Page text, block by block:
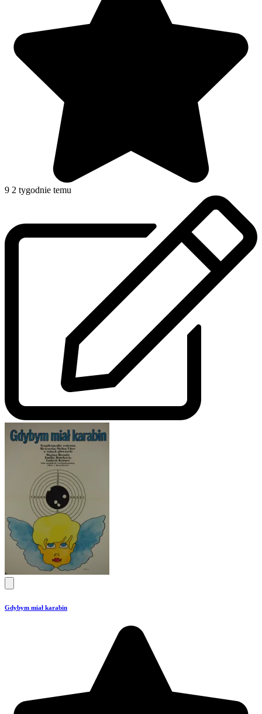
9 2 tygodnie temu
Gdybym miał karabin